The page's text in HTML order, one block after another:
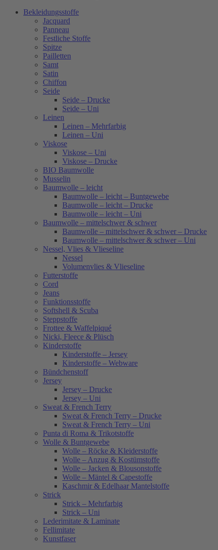
Bekleidungsstoffe
Jacquard
Panneau
Festliche Stoffe
Spitze
Pailletten
Samt
Satin
Chiffon
Seide
Seide – Drucke
Seide – Uni
Leinen
Leinen – Mehrfarbig
Leinen – Uni
Viskose
Viskose – Uni
Viskose – Drucke
BIO Baumwolle
Musselin
Baumwolle – leicht
Baumwolle – leicht – Buntgewebe
Baumwolle – leicht – Drucke
Baumwolle – leicht – Uni
Baumwolle – mittelschwer & schwer
Baumwolle – mittelschwer & schwer – Drucke
Baumwolle – mittelschwer & schwer – Uni
Nessel, Vlies & Vlieseline
Nessel
Volumenvlies & Vlieseline
Futterstoffe
Cord
Jeans
Funktionsstoffe
Softshell & Scuba
Steppstoffe
Frottee & Waffelpiqué
Nicki, Fleece & Plüsch
Kinderstoffe
Kinderstoffe – Jersey
Kinderstoffe – Webware
Bündchenstoff
Jersey
Jersey – Drucke
Jersey – Uni
Sweat & French Terry
Sweat & French Terry – Drucke
Sweat & French Terry – Uni
Punta di Roma & Trikotstoffe
Wolle & Buntgewebe
Wolle – Röcke & Kleiderstoffe
Wolle – Anzug & Kostümstoffe
Wolle – Jacken & Blousonstoffe
Wolle – Mäntel & Capestoffe
Kaschmir & Edelhaar Mantelstoffe
Strick
Strick – Mehrfarbig
Strick – Uni
Lederimitate & Laminate
Fellimitate
Kunstfaser